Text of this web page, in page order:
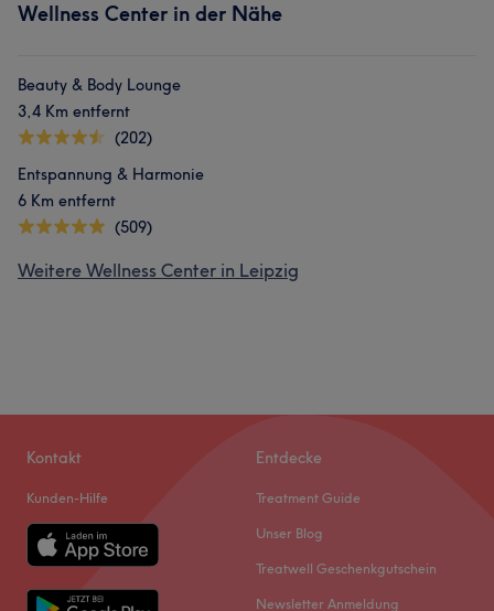
Wellness Center in der Nähe
Beauty & Body Lounge
3,4 Km entfernt
(202)
Entspannung & Harmonie
6 Km entfernt
(509)
Weitere Wellness Center in Leipzig
Kontakt
Kunden-Hilfe
Entdecke
Treatment Guide
Unser Blog
Treatwell Geschenkgutschein
Newsletter Anmeldung